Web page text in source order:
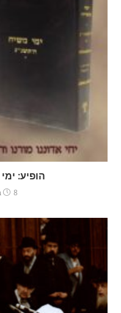
הופיע:
8 בספטמבר 2022